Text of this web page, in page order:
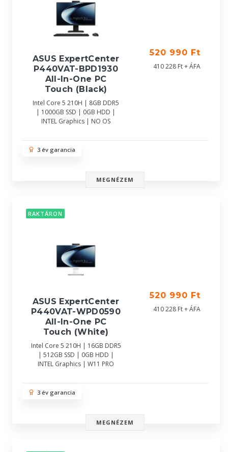
ASUS ExpertCenter
P440VAT-BPD1930
All-In-One PC
Touch (Black)
Intel Core 5 210H | 8GB DDR5
| 1000GB SSD | 0GB HDD |
INTEL Graphics | NO OS
520 990 Ft
410 228 Ft + ÁFA
3 év garancia
MEGNÉZEM
RAKTÁRON
ASUS ExpertCenter
P440VAT-WPD0590
All-In-One PC
Touch (White)
Intel Core 5 210H | 16GB DDR5
| 512GB SSD | 0GB HDD |
INTEL Graphics | W11 PRO
520 990 Ft
410 228 Ft + ÁFA
3 év garancia
MEGNÉZEM